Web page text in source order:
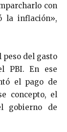
con
la inflación»,
del gasto
PBI. En ese
el pago de
concepto, el
gobierno de